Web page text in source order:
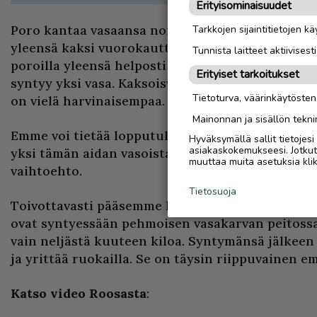
Poro kantaa vasaansa noin 220 vuorokautta.
yleensä kaksi vuorokautta naarasvasaa
poroilla yleensä helposti ja kestää noin 20−30
syntyy yksi vasa. Kaksoisvasat ovat harvinaisia
on vielä harvinaisempaa.
Emme voi tietää lopputulosta, mutta toivomme
yksi tämän aidan vasoista syntyi kuolleena.
vaihtoehto.
Toivottavasti pääsemme kuitenkin ihailemaan
ovat syntyessään pehmoisen vasakarvan
vain neljästä kuuteen kiloa. Syntymänsä jälkeen
ja yrittää ruokailla. Se on täysin riippuvainen
Katso video Roosasta:
Erityisominaisuudet
Tarkkojen sijaintitietojen
Tunnista laitteet
Erityiset tarkoitukset
Tietoturva,
Mainonnan ja sisällön
Hyväksymällä sallit
asiakaskokemukseesi.
muuttaa muita asetuksia
Tietosuoja